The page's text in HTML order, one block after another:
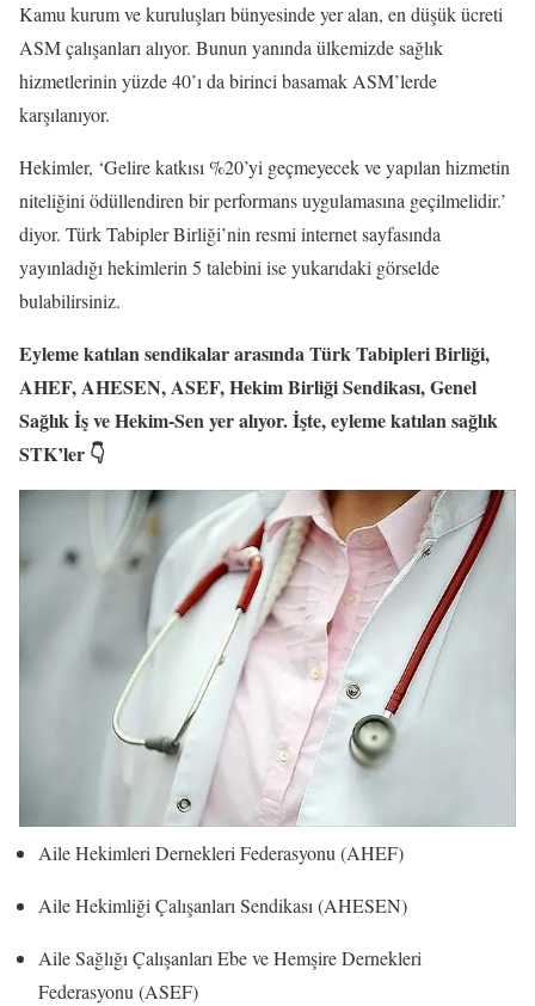
Kamu kurum ve kuruluşları bünyesinde yer alan, en düşük ücreti
ASM çalışanları alıyor. Bunun yanında ülkemizde sağlık
hizmetlerinin yüzde 40’ı da birinci basamak ASM’lerde
karşılanıyor.
Hekimler, ‘Gelire katkısı %20’yi geçmeyecek ve yapılan hizmetin
niteliğini ödüllendiren bir performans uygulamasına geçilmelidir.’
diyor. Türk Tabipler Birliği’nin resmi internet sayfasında
yayınladığı hekimlerin 5 talebini ise yukarıdaki görselde
bulabilirsiniz.
Eyleme katılan sendikalar arasında Türk Tabipleri Birliği,
AHEF, AHESEN, ASEF, Hekim Birliği Sendikası, Genel
Sağlık İş ve Hekim-Sen yer alıyor. İşte, eyleme katılan sağlık
STK’ler 👇
Aile Hekimleri Dernekleri Federasyonu (AHEF)
Aile Hekimliği Çalışanları Sendikası (AHESEN)
Aile Sağlığı Çalışanları Ebe ve Hemşire Dernekleri
Federasyonu (ASEF)